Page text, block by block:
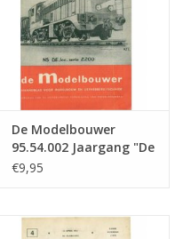
De Modelbouwer
95.54.002 Jaargang "De
Modelbouwer" Editie :
€9,95